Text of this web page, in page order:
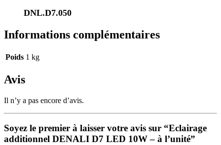
DNL.D7.050
Informations complémentaires
Poids 1 kg
Avis
Il n’y a pas encore d’avis.
Soyez le premier à laisser votre avis sur “Eclairage
additionnel DENALI D7 LED 10W – à l’unité”